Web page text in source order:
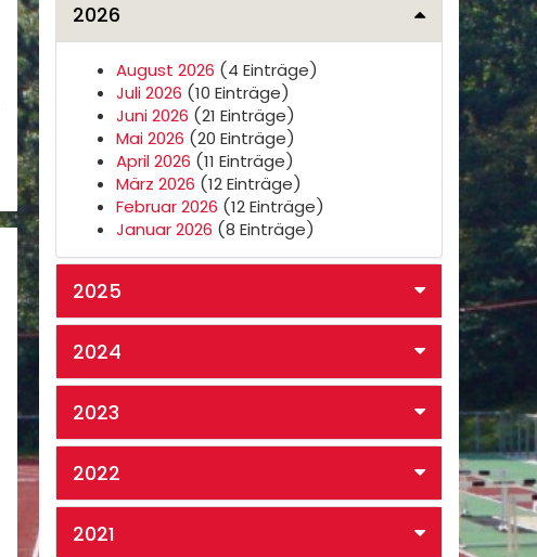
2026
August 2026 (4 Einträge)
Juli 2026 (10 Einträge)
Juni 2026 (21 Einträge)
Mai 2026 (20 Einträge)
April 2026 (11 Einträge)
März 2026 (12 Einträge)
Februar 2026 (12 Einträge)
Januar 2026 (8 Einträge)
2025
2024
2023
2022
2021